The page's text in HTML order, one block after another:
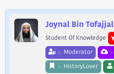
t
i
o
n
Joynal Bin Tofajjal
Student Of Knowledge
Moderator
HistoryLover